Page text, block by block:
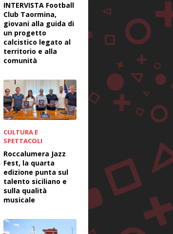
INTERVISTA Football
Club Taormina,
giovani alla guida di
un progetto
calcistico legato al
territorio e alla
comunità
CULTURA E
SPETTACOLI
Roccalumera Jazz
Fest, la quarta
edizione punta sul
talento siciliano e
sulla qualità
musicale